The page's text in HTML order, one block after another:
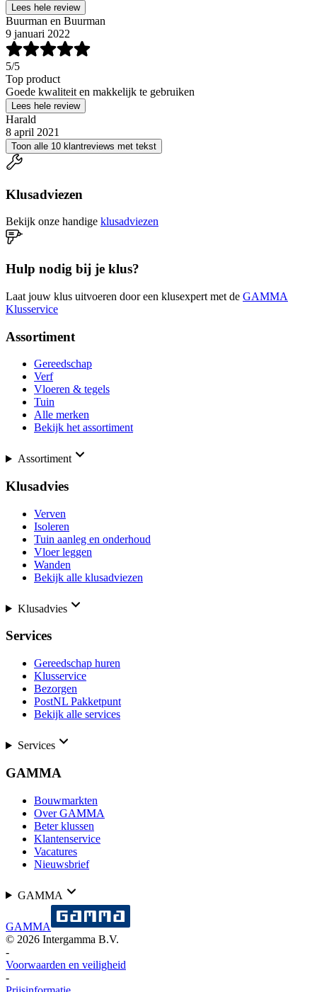
Lees hele review
Buurman en Buurman
9 januari 2022
5/5
Top product
Goede kwaliteit en makkelijk te gebruiken
Lees hele review
Harald
8 april 2021
Toon alle 10 klantreviews met tekst
Klusadviezen
Bekijk onze handige klusadviezen
Hulp nodig bij je klus?
Laat jouw klus uitvoeren door een klusexpert met de GAMMA
Klusservice
Assortiment
Gereedschap
Verf
Vloeren & tegels
Tuin
Alle merken
Bekijk het assortiment
Assortiment
Klusadvies
Verven
Isoleren
Tuin aanleg en onderhoud
Vloer leggen
Wanden
Bekijk alle klusadviezen
Klusadvies
Services
Gereedschap huren
Klusservice
Bezorgen
PostNL Pakketpunt
Bekijk alle services
Services
GAMMA
Bouwmarkten
Over GAMMA
Beter klussen
Klantenservice
Vacatures
Nieuwsbrief
GAMMA
GAMMA
© 2026 Intergamma B.V.
-
Voorwaarden en veiligheid
-